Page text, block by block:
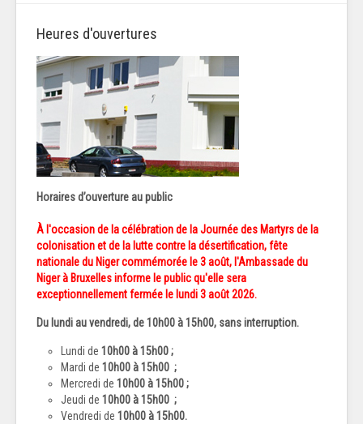
Heures d'ouvertures
Horaires d’ouverture au public
À l'occasion de la célébration de la Journée des Martyrs de la
colonisation et de la lutte contre la désertification, fête
nationale du Niger commémorée le 3 août, l'Ambassade du
Niger à Bruxelles informe le public qu'elle sera
exceptionnellement fermée le lundi 3 août 2026.
Du lundi au vendredi, de 1 0h00 à 15h00, sans interruption.
Lundi de 10h00 à 15h00 ;
Mardi de 10h00 à 15h00 ;
Mercredi de 10h00 à 15h00;
Jeudi de 10h00 à 15h00 ;
Vendredi de 10h00 à 15h00.